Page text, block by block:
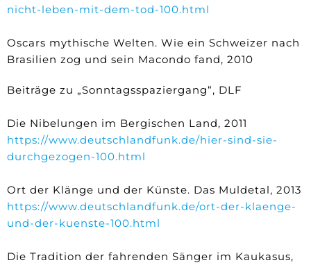
nicht-leben-mit-dem-tod-100.html
Oscars mythische Welten. Wie ein Schweizer nach
Brasilien zog und sein Macondo fand, 2010
Beiträge zu „Sonntagsspaziergang“, DLF
Die Nibelungen im Bergischen Land, 2011
https://www.deutschlandfunk.de/hier-sind-sie-
durchgezogen-100.html
Ort der Klänge und der Künste. Das Muldetal, 2013
https://www.deutschlandfunk.de/ort-der-klaenge-
und-der-kuenste-100.html
Die Tradition der fahrenden Sänger im Kaukasus,